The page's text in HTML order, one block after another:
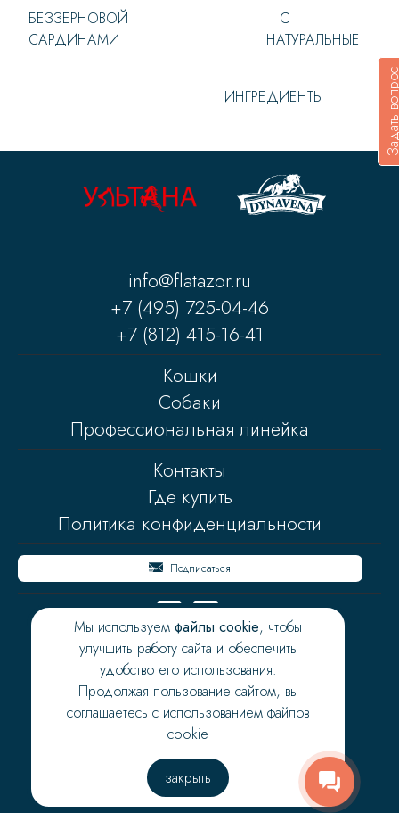
БЕЗЗЕРНОВОЙ С
САРДИНАМИ НАТУРАЛЬНЫЕ
ИНГРЕДИЕНТЫ
info@flatazor.ru
+7 (495) 725-04-46
+7 (812) 415-16-41
Кошки
Собаки
Профессиональная линейка
Контакты
Где купить
Политика конфиденциальности
Подписаться
Copyright © 2026 Flatazor
Сделано вСКАЙБЕРИ
Мы используемфайлы cookie, чтобы
улучшить работу сайта и обеспечить
удобство его использования.
Продолжая пользование сайтом, вы
соглашаетесь с использованием файлов
cookie
закрыть